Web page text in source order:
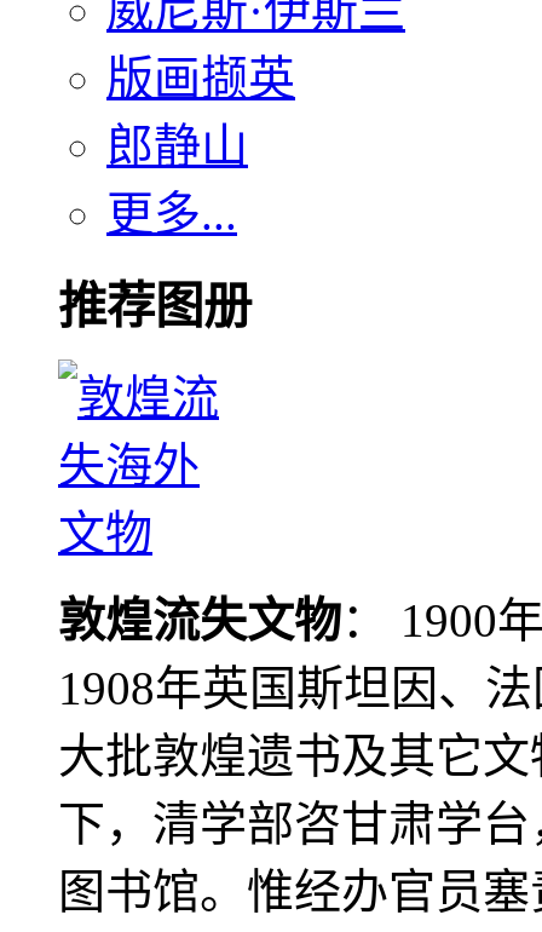
版画撷英
郎静山
更多...
推荐图册
敦煌流失文物： 1900
1908年英国斯坦因、
大批敦煌遗书及其它
下，清学部咨甘肃学
图书馆。惟经办官员